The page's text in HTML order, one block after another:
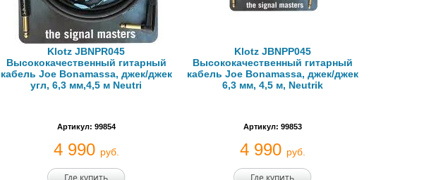
Klotz JBNPR045
Высококачественный гитарный
кабель Joe Bonamassa, джек/джек
угл, 6,3 мм,4,5 м Neutri
Артикул: 99854
4 990 руб.
Где купить
Klotz JBNPP045
Высококачественный гитарный
кабель Joe Bonamassa, джек/джек
6,3 мм, 4,5 м, Neutrik
Артикул: 99853
4 990 руб.
Где купить